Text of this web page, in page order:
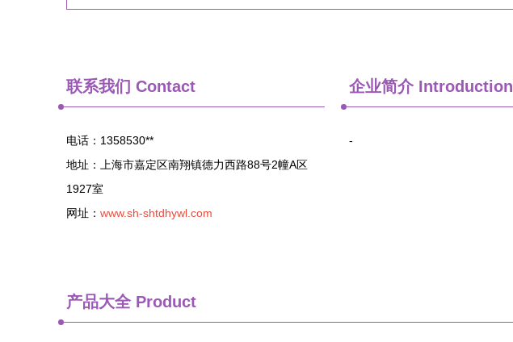
联系我们 Contact
电话：1358530**
地址：上海市嘉定区南翔镇德力西路88号2幢A区
1927室
网址： www.sh-shtdhywl.com
企业简介Introduction
-
产品大全Product